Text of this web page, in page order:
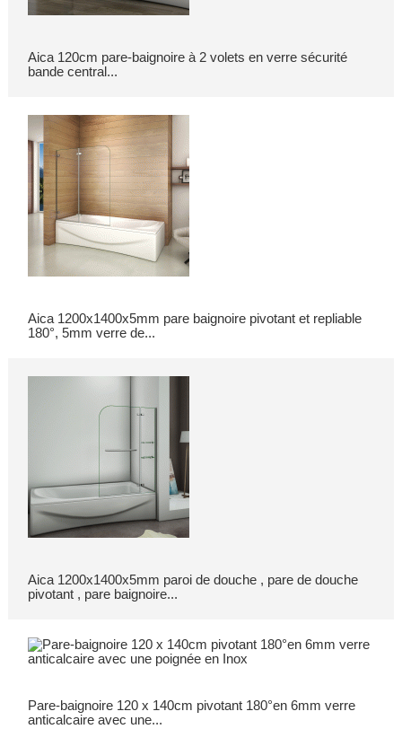
Aica 120cm pare-baignoire à 2 volets en verre sécurité
bande central...
Aica 1200x1400x5mm pare baignoire pivotant et repliable
180°, 5mm verre de...
Aica 1200x1400x5mm paroi de douche , pare de douche
pivotant , pare baignoire...
Pare-baignoire 120 x 140cm pivotant 180°en 6mm verre
anticalcaire avec une...